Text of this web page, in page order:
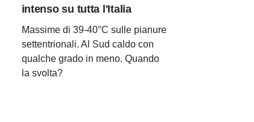
intenso su tutta l'Italia
Massime di 39-40°C sulle pianure
settentrionali. Al Sud caldo con
qualche grado in meno. Quando
la svolta?